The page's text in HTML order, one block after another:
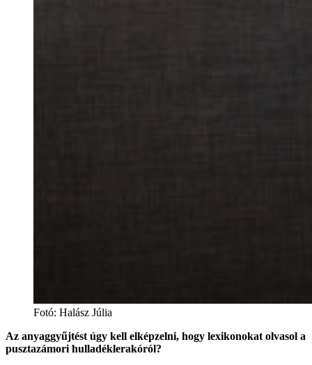
Fotó: Halász Júlia
Az anyaggyűjtést úgy kell elképzelni, hogy lexikonokat olvasol a
pusztazámori hulladéklerakóról?